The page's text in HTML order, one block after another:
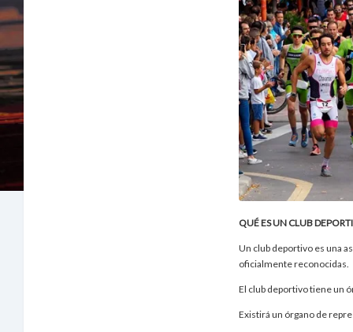
QUÉ ES UN CLUB
Un club deportivo es una
oficialmente reconocidas.
El club deportivo tiene un
Existirá un órgano de